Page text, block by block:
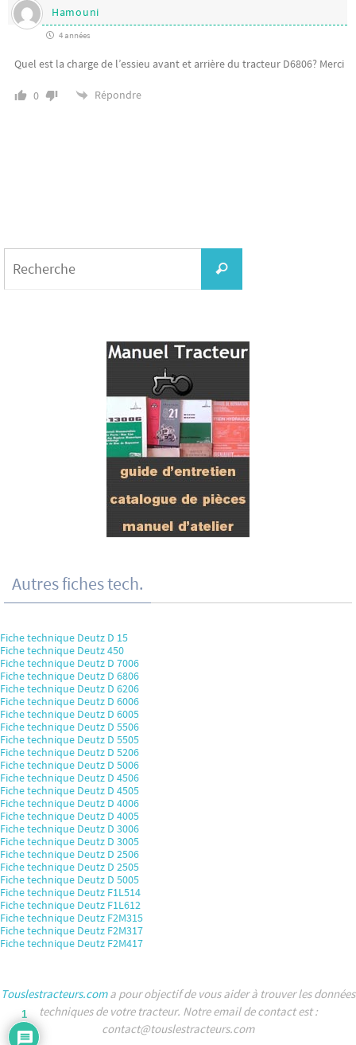
Hamouni
4 années
Quel est la charge de l’essieu avant et arrière du tracteur D6806? Merci
0 Répondre
Recherche
Autres fiches tech.
Fiche technique Deutz D 15
Fiche technique Deutz 450
Fiche technique Deutz D 7006
Fiche technique Deutz D 6806
Fiche technique Deutz D 6206
Fiche technique Deutz D 6006
Fiche technique Deutz D 6005
Fiche technique Deutz D 5506
Fiche technique Deutz D 5505
Fiche technique Deutz D 5206
Fiche technique Deutz D 5006
Fiche technique Deutz D 4506
Fiche technique Deutz D 4505
Fiche technique Deutz D 4006
Fiche technique Deutz D 4005
Fiche technique Deutz D 3006
Fiche technique Deutz D 3005
Fiche technique Deutz D 2506
Fiche technique Deutz D 2505
Fiche technique Deutz D 5005
Fiche technique Deutz F1L514
Fiche technique Deutz F1L612
Fiche technique Deutz F2M315
Fiche technique Deutz F2M317
Fiche technique Deutz F2M417
Touslestracteurs.coma pour objectif de vous aider à trouver les données
techniques de votre tracteur. Notre email de contact est :
contact@touslestracteurs.com
1